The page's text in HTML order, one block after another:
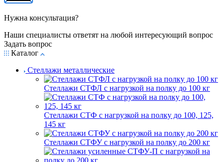
Нужна консультация?
Наши специалисты ответят на любой интересующий вопрос
Задать вопрос
Каталог
Стеллажи металлические
Стеллажи СТФЛ с нагрузкой на полку до 100 кг
Стеллажи СТФ с нагрузкой на полку до 100, 125,
145 кг
Стеллажи СТФУ с нагрузкой на полку до 200 кг